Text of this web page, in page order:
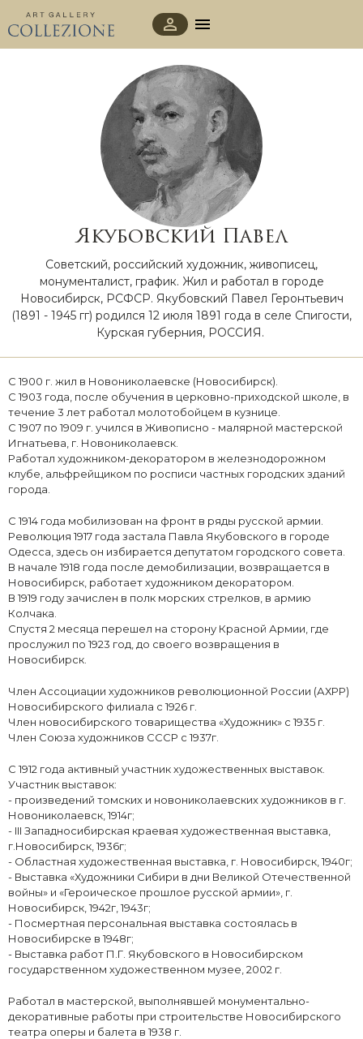
Якубовский Павел
Советский, российский художник, живописец,
монументалист, график. Жил и работал в городе
Новосибирск, РСФСР. Якубовский Павел Геронтьевич
(1891 - 1945 гг) родился 12 июля 1891 года в селе Спигости,
Курская губерния, РОССИЯ.
С 1900 г. жил в Новониколаевске (Новосибирск).
С 1903 года, после обучения в церковно-приходской школе, в
течение 3 лет работал молотобойцем в кузнице.
С 1907 по 1909 г. учился в Живописно - малярной мастерской
Игнатьева, г. Новониколаевск.
Работал художником-декоратором в железнодорожном
клубе, альфрейщиком по росписи частных городских зданий
города.
С 1914 года мобилизован на фронт в ряды русской армии.
Революция 1917 года застала Павла Якубовского в городе
Одесса, здесь он избирается депутатом городского совета.
В начале 1918 года после демобилизации, возвращается в
Новосибирск, работает художником декоратором.
В 1919 году зачислен в полк морских стрелков, в армию
Колчака.
Спустя 2 месяца перешел на сторону Красной Армии, где
прослужил по 1923 год, до своего возвращения в
Новосибирск.
Член Ассоциации художников революционной России (АХРР)
Новосибирского филиала с 1926 г.
Член новосибирского товарищества «Художник» с 1935 г.
Член Союза художников СССР с 1937г.
С 1912 года активный участник художественных выставок.
Участник выставок:
- произведений томских и новониколаевских художников в г.
Новониколаевск, 1914г;
- III Западносибирская краевая художественная выставка,
г.Новосибирск, 1936г;
- Областная художественная выставка, г. Новосибирск, 1940г;
- Выставка «Художники Сибири в дни Великой Отечественной
войны» и «Героическое прошлое русской армии», г.
Новосибирск, 1942г, 1943г;
- Посмертная персональная выставка состоялась в
Новосибирске в 1948г;
- Выставка работ П.Г. Якубовского в Новосибирском
государственном художественном музее, 2002 г.
Работал в мастерской, выполнявшей монументально-
декоративные работы при строительстве Новосибирского
театра оперы и балета в 1938 г.